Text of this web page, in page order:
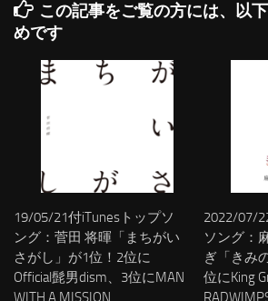
この記事をご覧の方には、以
めです
19/05/21付iTunesトップソ
ング：菅田 将暉「まちがい
さがし」が1位！2位に
Official髭男dism、3位にMAN
WITH A MISSION
2022/07/
ソング：
ぎ「きみ
位にKing